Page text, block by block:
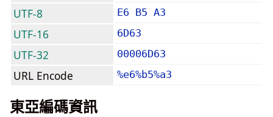
UTF-8 E6 B5 A3
UTF-16 6D63
UTF-32 00006D63
URL Encode %e6%b5%a3
東亞編碼資訊